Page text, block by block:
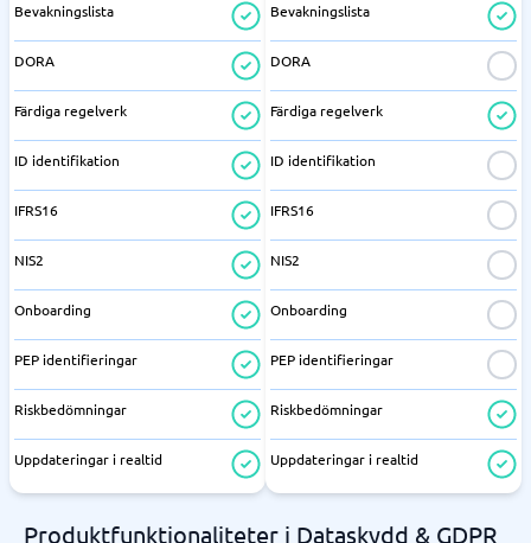
Bevakningslista
DORA
Färdiga regelverk
ID identifikation
IFRS16
NIS2
Onboarding
PEP identifieringar
Riskbedömningar
Uppdateringar i realtid
Bevakningslista
DORA
Färdiga regelverk
ID identifikation
IFRS16
NIS2
Onboarding
PEP identifieringar
Riskbedömningar
Uppdateringar i realtid
Produktfunktionaliteter i Dataskydd & GDPR